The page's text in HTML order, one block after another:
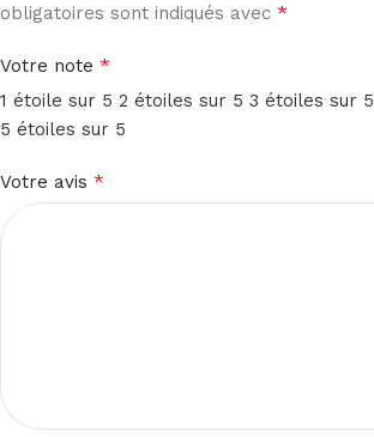
obligatoires sont indiqués avec *
Votre note *
1 étoile sur 5 2 étoiles sur 5 3 étoiles sur 5
5 étoiles sur 5
Votre avis *